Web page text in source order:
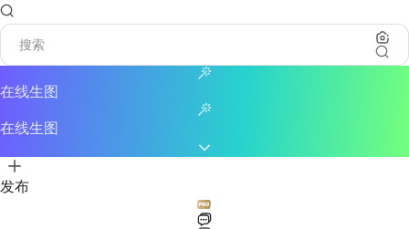
在线生图
在线生图
发布